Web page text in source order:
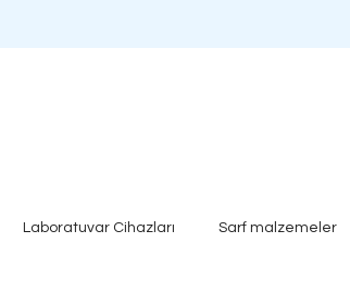
Laboratuvar Cihazları Sarf malzemeler